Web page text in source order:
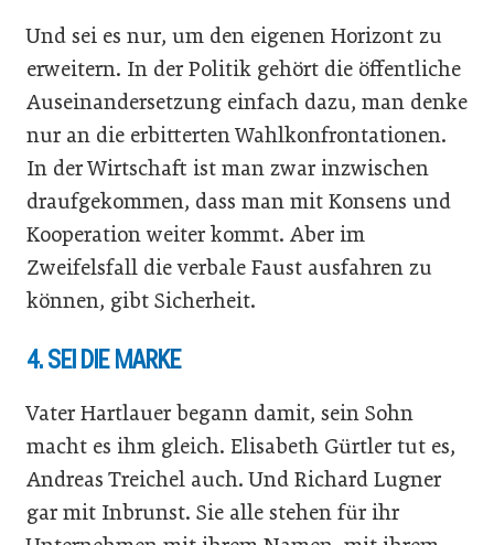
Und sei es nur, um den eigenen Horizont zu
erweitern. In der Politik gehört die öffentliche
Auseinandersetzung einfach dazu, man denke
nur an die erbitterten Wahlkonfrontationen.
In der Wirtschaft ist man zwar inzwischen
draufgekommen, dass man mit Konsens und
Kooperation weiter kommt. Aber im
Zweifelsfall die verbale Faust ausfahren zu
können, gibt Sicherheit.
4. SEI DIE MARKE
Vater Hartlauer begann damit, sein Sohn
macht es ihm gleich. Elisabeth Gürtler tut es,
Andreas Treichel auch. Und Richard Lugner
gar mit Inbrunst. Sie alle stehen für ihr